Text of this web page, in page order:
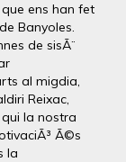
ens han fet
Banyoles.
de sisÃ¨
al migdia,
Reixac,
la nostra
Ã©s
la